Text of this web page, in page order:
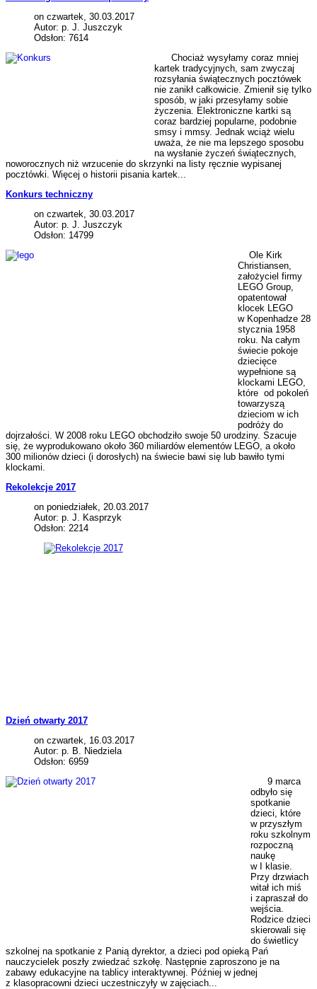
on czwartek, 30.03.2017
Autor: p. J. Juszczyk
Odsłon: 7614
Chociaż wysyłamy coraz mniej
kartek tradycyjnych, sam zwyczaj
rozsyłania świątecznych pocztówek
nie zanikł całkowicie. Zmienił się tylko
sposób, w jaki przesyłamy sobie
życzenia. Elektroniczne kartki są
coraz bardziej popularne, podobnie
smsy i mmsy. Jednak wciąż wielu
uważa, że nie ma lepszego sposobu
na wysłanie życzeń świątecznych,
noworocznych niż wrzucenie do skrzynki na listy ręcznie wypisanej
pocztówki. Więcej o historii pisania kartek...
Konkurs techniczny
on czwartek, 30.03.2017
Autor: p. J. Juszczyk
Odsłon: 14799
Ole Kirk
Christiansen,
założyciel firmy
LEGO Group,
opatentował
klocek LEGO
w Kopenhadze 28
stycznia 1958
roku. Na całym
świecie pokoje
dziecięce
wypełnione są
klockami LEGO,
które od pokoleń
towarzyszą
dzieciom w ich
podróży do
dojrzałości. W 2008 roku LEGO obchodziło swoje 50 urodziny. Szacuje
się, że wyprodukowano około 360 miliardów elementów LEGO, a około
300 milionów dzieci (i dorosłych) na świecie bawi się lub bawiło tymi
klockami.
Rekolekcje 2017
on poniedziałek, 20.03.2017
Autor: p. J. Kasprzyk
Odsłon: 2214
Dzień otwarty 2017
on czwartek, 16.03.2017
Autor: p. B. Niedziela
Odsłon: 6959
9 marca
odbyło się
spotkanie
dzieci, które
w przyszłym
roku szkolnym
rozpoczną
naukę
w I klasie.
Przy drzwiach
witał ich miś
i zapraszał do
wejścia.
Rodzice dzieci
skierowali się
do świetlicy
szkolnej na spotkanie z Panią dyrektor, a dzieci pod opieką Pań
nauczycielek poszły zwiedzać szkołę. Następnie zaproszono je na
zabawy edukacyjne na tablicy interaktywnej. Później w jednej
z klasopracowni dzieci uczestniczyły w zajęciach...